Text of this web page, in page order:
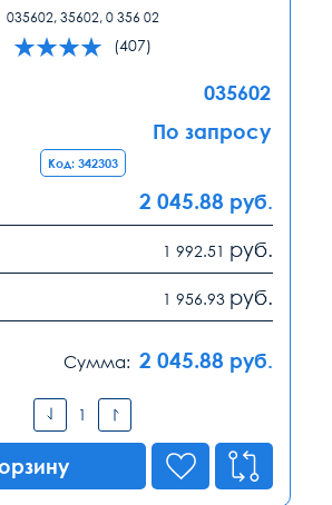
035602, 35602, 0 356 02
(407)
035602
По запросу
Код: 342303
2 045.88 руб.
1 992.51 руб.
1 956.93 руб.
Сумма: 2 045.88 руб.